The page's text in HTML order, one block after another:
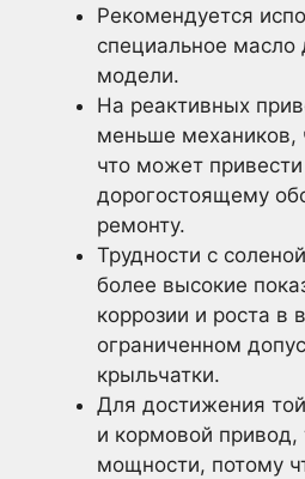
Рекомендуется
специальное масло
модели.
На реактивных
меньше
что может
дорогостоящему
ремонту.
Трудности с
более высокие
коррозии и роста в
ограниченном
крыльчатки.
Для достижения
и кормовой привод,
мощности, потому